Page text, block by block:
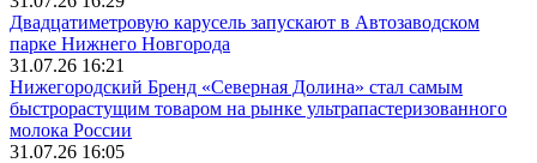
Двадцатиметровую карусель запускают в Автозаводском
парке Нижнего Новгорода
31.07.26 16:21
Нижегородский Бренд «Северная Долина» стал самым
быстрорастущим товаром на рынке ультрапастеризованного
молока России
31.07.26 16:05